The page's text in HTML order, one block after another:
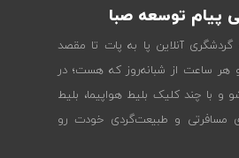
پیام توسعه صبا
گردشگری آنلاین پا به پات تا مقصد
هر ساعت از شبانه‌روز که هست؛ در
و با چند کلیک بلیط هواپیما، بلیط
مسافرتی و طبیعت‌گردی خودت رو